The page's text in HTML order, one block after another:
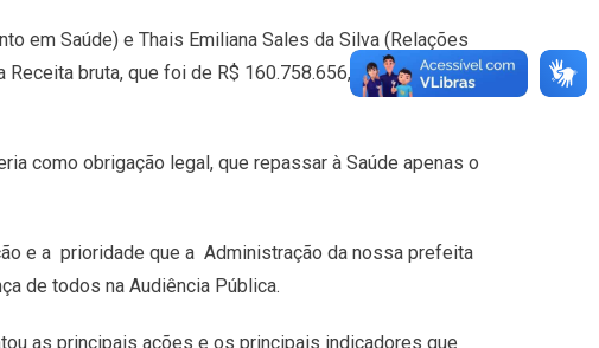
em Saúde) e Thais Emiliana Sales da Silva (Relações
bruta, que foi de R$ 160.758.656,68. O total
como obrigação legal, que repassar à Saúde apenas o
e a prioridade que a Administração da nossa prefeita
de todos na Audiência Pública.
as principais ações e os principais indicadores que